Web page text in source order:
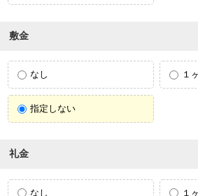
敷金
なし １
指定しない
礼金
なし １